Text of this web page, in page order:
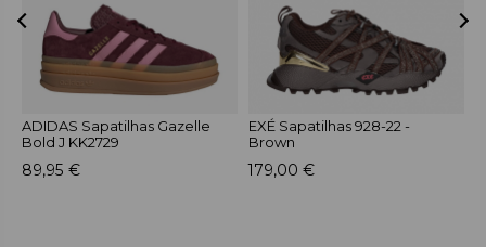
ADIDAS Sapatilhas Gazelle
Bold J KK2729
89,95 €
EXÉ Sapatilhas 928-22 -
Brown
179,00 €